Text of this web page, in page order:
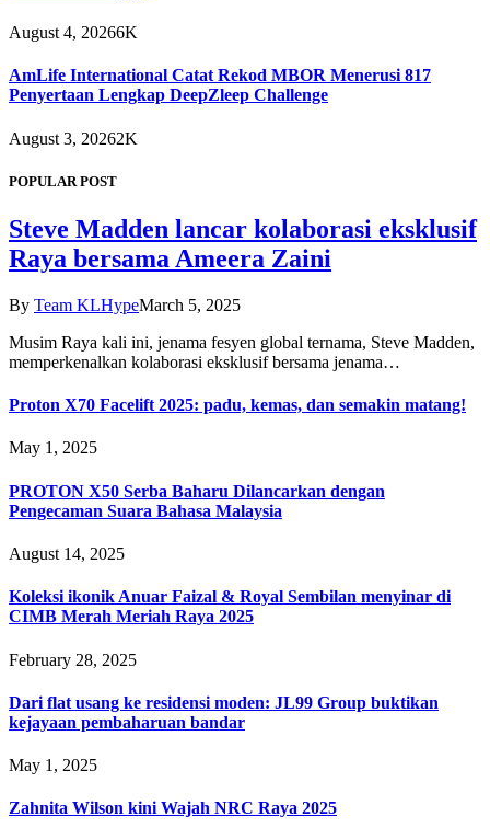
August 4, 20266K
AmLife International Catat Rekod MBOR Menerusi 817
Penyertaan Lengkap DeepZleep Challenge
August 3, 20262K
POPULAR POST
Steve Madden lancar kolaborasi eksklusif
Raya bersama Ameera Zaini
By Team KLHypeMarch 5, 2025
Musim Raya kali ini, jenama fesyen global ternama, Steve Madden,
memperkenalkan kolaborasi eksklusif bersama jenama…
Proton X70 Facelift 2025: padu, kemas, dan semakin matang!
May 1, 2025
PROTON X50 Serba Baharu Dilancarkan dengan
Pengecaman Suara Bahasa Malaysia
August 14, 2025
Koleksi ikonik Anuar Faizal & Royal Sembilan menyinar di
CIMB Merah Meriah Raya 2025
February 28, 2025
Dari flat usang ke residensi moden: JL99 Group buktikan
kejayaan pembaharuan bandar
May 1, 2025
Zahnita Wilson kini Wajah NRC Raya 2025